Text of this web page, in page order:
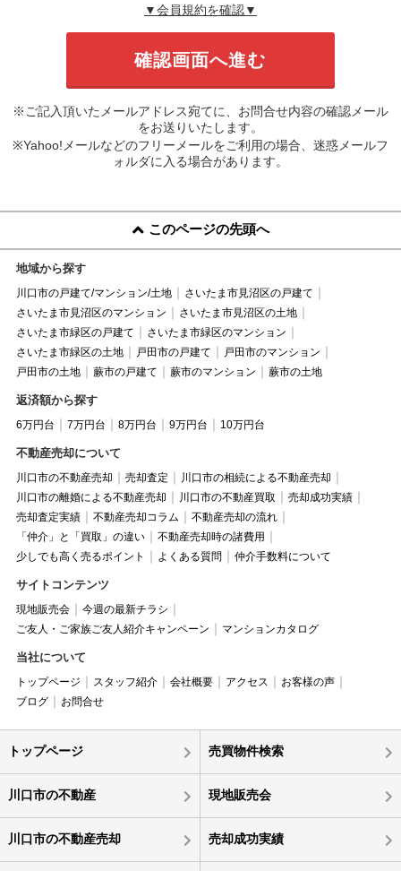
▼会員規約を確認▼
※ご記入頂いたメールアドレス宛てに、お問合せ内容の確認メール
をお送りいたします。
※Yahoo!メールなどのフリーメールをご利用の場合、迷惑メールフ
ォルダに入る場合があります。
このページの先頭へ
地域から探す
川口市の戸建て/マンション/土地
さいたま市見沼区の戸建て
さいたま市見沼区のマンション
さいたま市見沼区の土地
さいたま市緑区の戸建て
さいたま市緑区のマンション
さいたま市緑区の土地
戸田市の戸建て
戸田市のマンション
戸田市の土地
蕨市の戸建て 蕨市のマンション 蕨市の土地
返済額から探す
6万円台 7万円台 8万円台 9万円台 10万円台
不動産売却について
川口市の不動産売却 売却査定
川口市の相続による不動産売却
川口市の離婚による不動産売却
川口市の不動産買取
売却成功実績
売却査定実績
不動産売却コラム
不動産売却の流れ
「仲介」と「買取」の違い
不動産売却時の諸費用
少しでも高く売るポイント
よくある質問 仲介手数料について
サイトコンテンツ
現地販売会
今週の最新チラシ
ご友人・ご家族ご友人紹介キャンペーン
マンションカタログ
当社について
トップページ スタッフ紹介 会社概要 アクセス
お客様の声
ブログ
お問合せ
トップページ 売買物件検索
川口市の不動産 現地販売会
川口市の不動産売却 売却成功実績